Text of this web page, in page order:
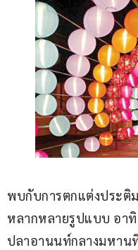
พบกับการตกแต่งประติ
หลากหลายรูปแบบ อา
ปลาอานนท์กลางมหา